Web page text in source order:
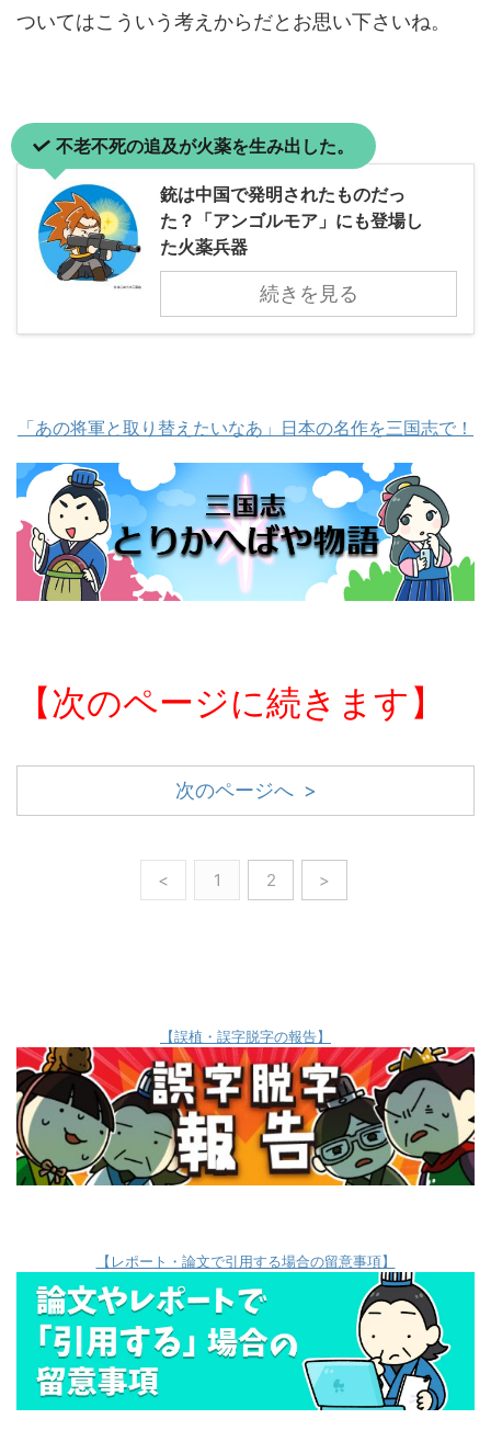
ついてはこういう考えからだとお思い下さいね。
不老不死の追及が火薬を生み出した。
銃は中国で発明されたものだっ
た？「アンゴルモア」にも登場し
た火薬兵器
続きを見る
「あの将軍と取り替えたいなあ」日本の名作を三国志で！
【次のページに続きます】
次のページへ >
< 1 2 >
【誤植・誤字脱字の報告】
【レポート・論文で引用する場合の留意事項】